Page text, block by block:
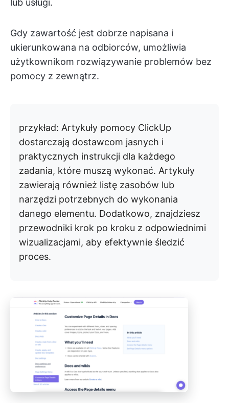
Gdy zawartość jest dobrze napisana i
ukierunkowana na odbiorców, umożliwia
użytkownikom rozwiązywanie problemów bez
pomocy z zewnątrz.
przykład: Artykuły pomocy ClickUp
dostarczają dostawcom jasnych i
praktycznych instrukcji dla każdego
zadania, które muszą wykonać. Artykuły
zawierają również listę zasobów lub
narzędzi potrzebnych do wykonania
danego elementu. Dodatkowo, znajdziesz
przewodniki krok po kroku z odpowiednimi
wizualizacjami, aby efektywnie śledzić
proces.